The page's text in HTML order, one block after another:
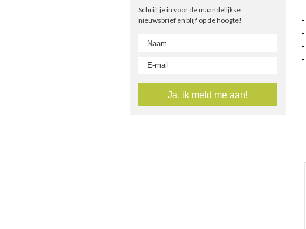
Schrijf je in voor de maandelijkse
nieuwsbrief en blijf op de hoogte!